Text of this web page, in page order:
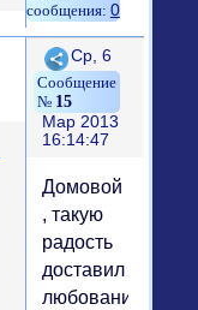
0
Поделиться
15
Ср, 6
Мар 2013
16:14:47
Домовой
, такую
радость
доставил
любования